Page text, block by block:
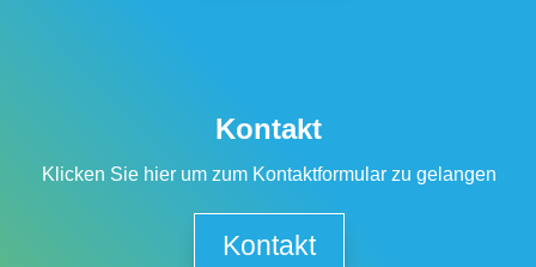
Kontakt
Klicken Sie hier um zum Kontaktformular zu gelangen
Kontakt